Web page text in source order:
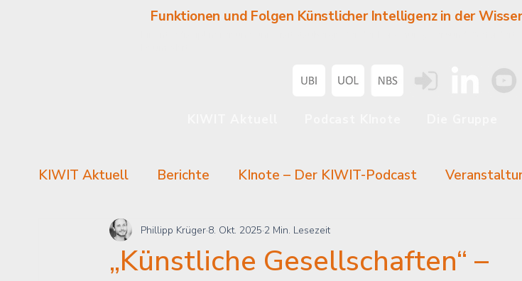
Funktionen und Folgen Künstlicher Intelligenz in der
KIWIT Aktuell Berichte KInote – Der KIWIT-Podcast
KIWIT Research Class KI-Kontexte
„Künstliche Gesellschaften“ –
Phillipp Krüger 8. Okt. 2025 2 Min. Lesezeit